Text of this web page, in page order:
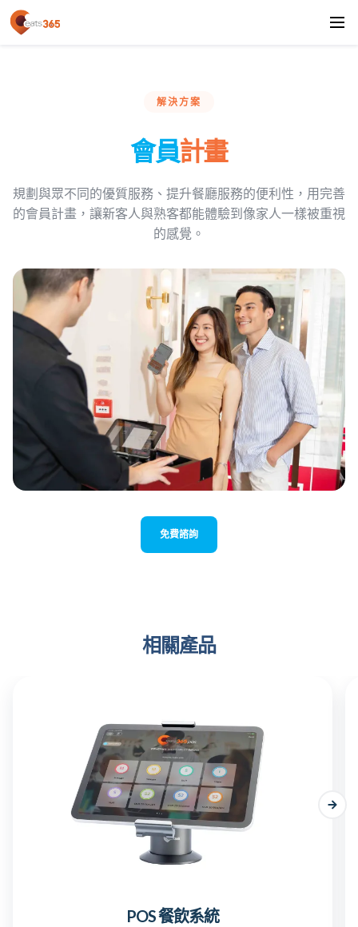
解決方案
會員計畫
規劃與眾不同的優質服務、提升餐廳服務的便利性，用完善
的會員計畫，讓新客人與熟客都能體驗到像家人一樣被重視
的感覺。
免費諮詢
相關產品
POS 餐飲系統